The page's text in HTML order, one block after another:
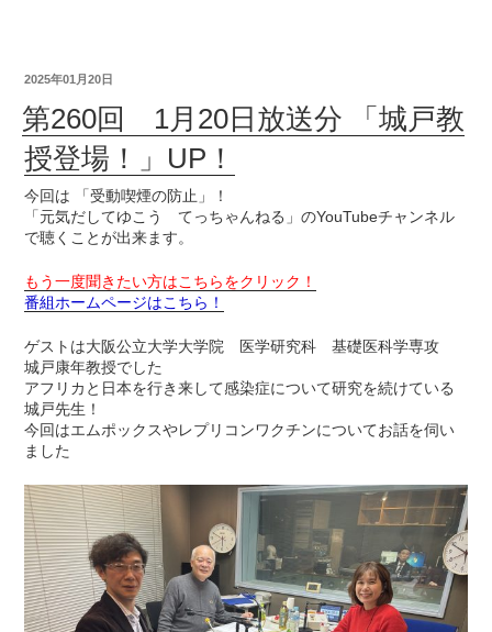
2025年01月20日
第260回 1月20日放送分 「城戸教
授登場！」UP！
今回は 「受動喫煙の防止」！
「元気だしてゆこう てっちゃんねる」のYouTubeチャンネル
で聴くことが出来ます。
もう一度聞きたい方はこちらをクリック！
番組ホームページはこちら！
ゲストは大阪公立大学大学院 医学研究科 基礎医科学専攻
城戸康年教授でした
アフリカと日本を行き来して感染症について研究を続けている
城戸先生！
今回はエムポックスやレプリコンワクチンについてお話を伺い
ました